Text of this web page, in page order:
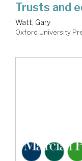
Trusts and
Watt, Gary
Oxford University